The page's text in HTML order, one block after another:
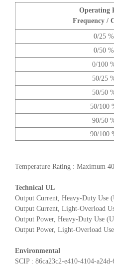
Operating
Frequency /
0/25 %
0/50 %
0/100
50/25
50/50
50/100
90/50
90/100
Temperature Rating : Maximum
Technical UL
Output Current, Heavy-Duty Use
Output Current, Light-Overload
Output Power, Heavy-Duty Use
Output Power, Light-Overload
Environmental
SCIP : 86ca23c2-e410-4104-